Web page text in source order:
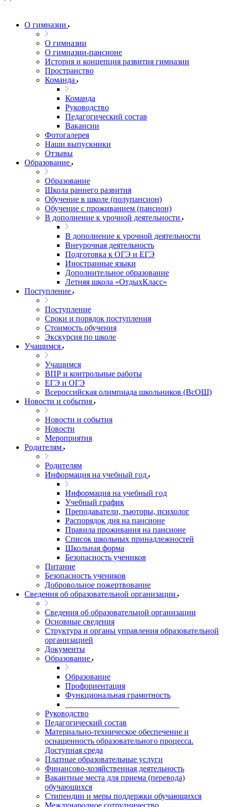
О гимназии
О гимназии
О гимназии-пансионе
История и концепция развития гимназии
Пространство
Команда
Команда
Руководство
Педагогический состав
Вакансии
Фотогалерея
Наши выпускники
Отзывы
Образование
Образование
Школа раннего развития
Обучение в школе (полупансион)
Обучение с проживанием (пансион)
В дополнение к урочной деятельности
В дополнение к урочной деятельности
Внеурочная деятельность
Подготовка к ОГЭ и ЕГЭ
Иностранные языки
Дополнительное образование
Летняя школа «ОтдыхКласс»
Поступление
Поступление
Сроки и порядок поступления
Стоимость обучения
Экскурсия по школе
Учащимся
Учащимся
ВПР и контрольные работы
ЕГЭ и ОГЭ
Всероссийская олимпиада школьников (ВсОШ)
Новости и события
Новости и события
Новости
Мероприятия
Родителям
Родителям
Информация на учебный год
Информация на учебный год
Учебный график
Преподаватели, тьюторы, психолог
Распорядок дня на пансионе
Правила проживания на пансионе
Список школьных принадлежностей
Школьная форма
Безопасность учеников
Питание
Безопасность учеников
Добровольное пожертвование
Сведения об образовательной организации
Сведения об образовательной организации
Основные сведения
Структура и органы управления образовательной
организацией
Документы
Образование
Образование
Профориентация
Функциональная грамотность
Руководство
Педагогический состав
Материально-техническое обеспечение и
оснащенность образовательного процесса.
Доступная среда
Платные образовательные услуги
Финансово-хозяйственная деятельность
Вакантные места для приема (перевода)
обучающихся
Стипендии и меры поддержки обучающихся
Международное сотрудничество